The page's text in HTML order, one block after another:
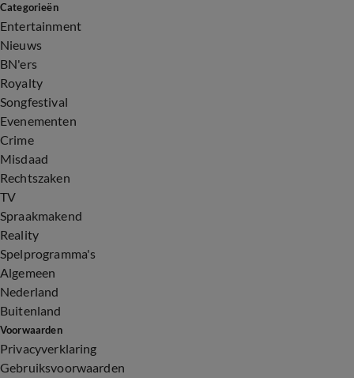
Categorieën
Entertainment
Nieuws
BN'ers
Royalty
Songfestival
Evenementen
Crime
Misdaad
Rechtszaken
TV
Spraakmakend
Reality
Spelprogramma's
Algemeen
Nederland
Buitenland
Voorwaarden
Privacyverklaring
Gebruiksvoorwaarden